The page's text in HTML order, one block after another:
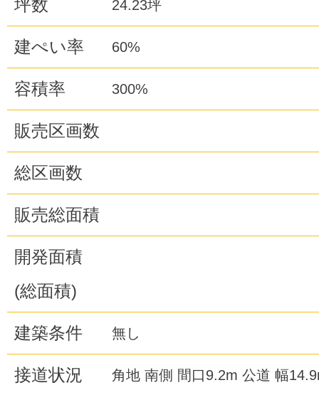
坪数 24.23坪
建ぺい率 60%
容積率 300%
販売区画数
総区画数
販売総面積
開発面積
(総面積)
建築条件 無し
接道状況 角地 南側 間口9.2m 公道 幅